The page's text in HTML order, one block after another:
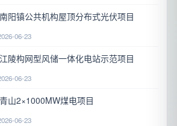
阳镇公共机构屋顶分布式光伏项目
06-23
陵构网型风储一体化电站示范项目
06-23
山2×1000MW煤电项目
06-23